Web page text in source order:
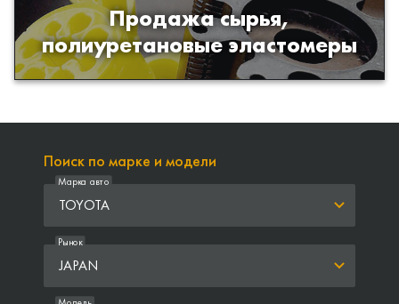
Продажа сырья,
полиуретановые эластомеры
Продажа сырья для производства
изделий из полиуретана
Поиск по марке и модели
TOYOTA
Марка авто
JAPAN
Рынок